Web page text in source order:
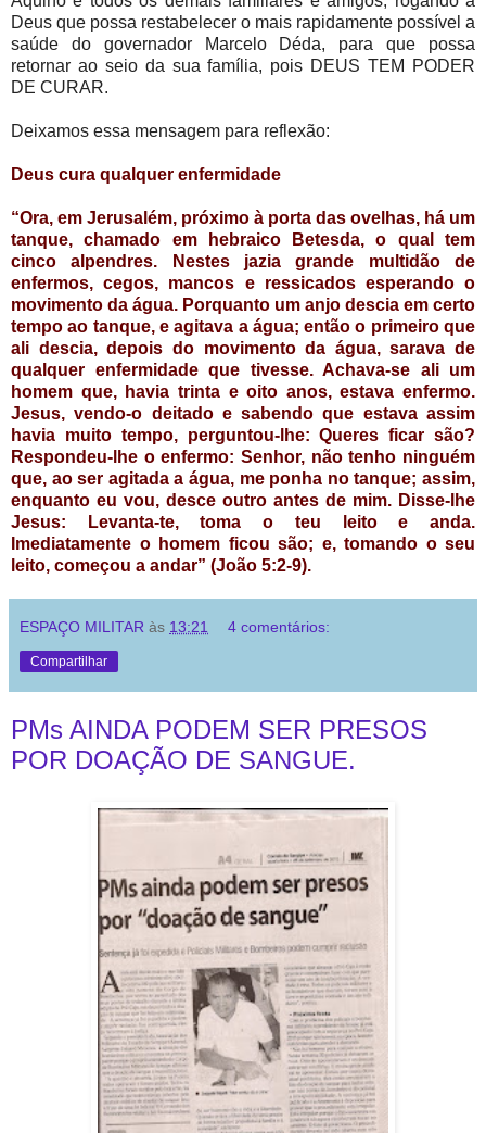
Deus que possa restabelecer o mais rapidamente possível a
saúde do governador Marcelo Déda, para que possa
retornar ao seio da sua família, pois DEUS TEM PODER
DE CURAR.
Deixamos essa mensagem para reflexão:
Deus cura qualquer enfermidade
“Ora, em Jerusalém, próximo à porta das ovelhas, há um
tanque, chamado em hebraico Betesda, o qual tem
cinco alpendres. Nestes jazia grande multidão de
enfermos, cegos, mancos e ressicados esperando o
movimento da água. Porquanto um anjo descia em certo
tempo ao tanque, e agitava a água; então o primeiro que
ali descia, depois do movimento da água, sarava de
qualquer enfermidade que tivesse. Achava-se ali um
homem que, havia trinta e oito anos, estava enfermo.
Jesus, vendo-o deitado e sabendo que estava assim
havia muito tempo, perguntou-lhe: Queres ficar são?
Respondeu-lhe o enfermo: Senhor, não tenho ninguém
que, ao ser agitada a água, me ponha no tanque; assim,
enquanto eu vou, desce outro antes de mim. Disse-lhe
Jesus: Levanta-te, toma o teu leito e anda.
Imediatamente o homem ficou são; e, tomando o seu
leito, começou a andar” (João 5:2-9).
ESPAÇO MILITAR às 13:21 4 comentários:
Compartilhar
PMs AINDA PODEM SER PRESOS
POR DOAÇÃO DE SANGUE.